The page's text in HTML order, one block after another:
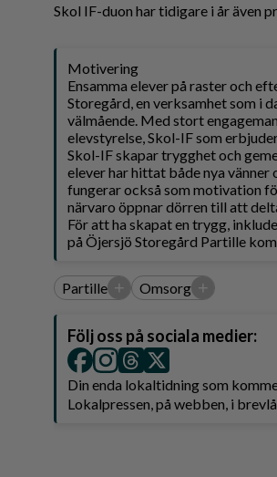
Skol IF-duon har tidigare i år även
Motivering
Ensamma elever på raster och
Storegård, en verksamhet som i
välmående. Med stort
elevstyrelse, Skol-IF som
Skol-IF skapar trygghet och
elever har hittat både nya
fungerar också som motivation
närvaro öppnar dörren till att
För att ha skapat en trygg,
på Öjersjö Storegård Partille
Partille + Omsorg +
Följ oss på sociala medier:
Din enda lokaltidning som
Lokalpressen, på webben, i